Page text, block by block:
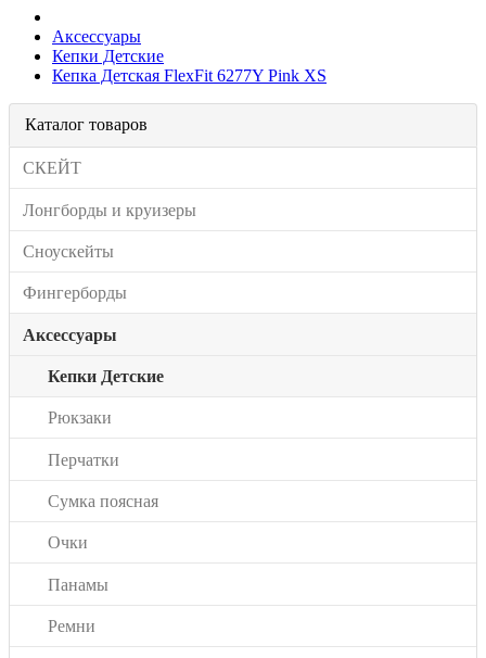
Аксессуары
Кепки Детские
Кепка Детская FlexFit 6277Y Pink XS
Каталог товаров
СКЕЙТ
Лонгборды и круизеры
Сноускейты
Фингерборды
Аксессуары
Кепки Детские
Рюкзаки
Перчатки
Сумка поясная
Очки
Панамы
Ремни